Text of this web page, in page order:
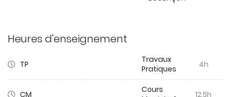
Heures d'enseignement
TP
Travaux
Pratiques
4h
CM
Cours
12,5h